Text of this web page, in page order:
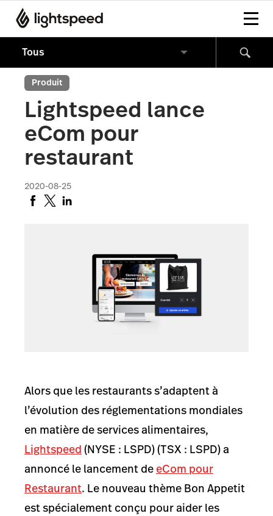
Produit
Lightspeed lance
eCom pour
restaurant
2020-08-25
Alors que les restaurants s’adaptent à
l’évolution des réglementations mondiales
en matière de services alimentaires,
Lightspeed (NYSE : LSPD) (TSX : LSPD) a
annoncé le lancement de eCom pour
Restaurant. Le nouveau thème Bon Appetit
est spécialement conçu pour aider les